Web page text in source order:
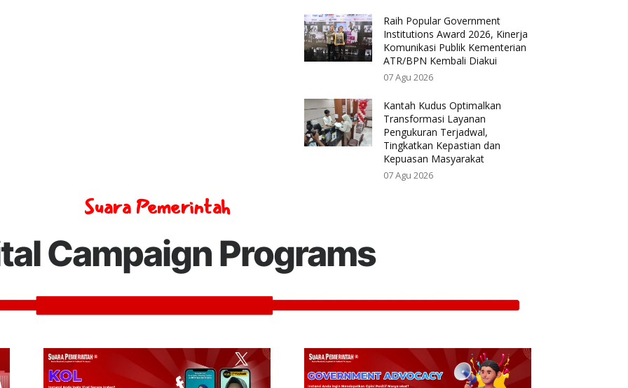
Raih Popular Government
Institutions Award 2026, Kinerja
Komunikasi Publik Kementerian
ATR/BPN Kembali Diakui
07 Agu 2026
Kantah Kudus Optimalkan
Transformasi Layanan
Pengukuran Terjadwal,
Tingkatkan Kepastian dan
Kepuasan Masyarakat
07 Agu 2026
Suara Pemerintah
Campaign Programs